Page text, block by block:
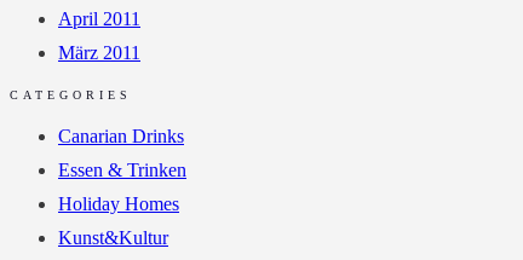
April 2011
März 2011
CATEGORIES
Canarian Drinks
Essen & Trinken
Holiday Homes
Kunst&Kultur